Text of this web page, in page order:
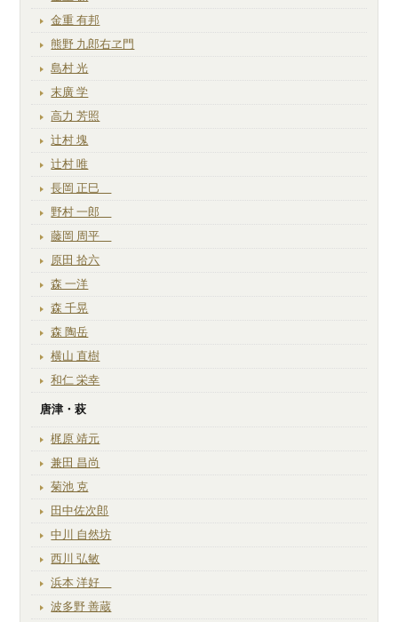
金重 有邦
熊野 九郎右ヱ門
島村 光
末廣 学
高力 芳照
辻村 塊
辻村 唯
長岡 正巳
野村 一郎
藤岡 周平
原田 拾六
森 一洋
森 千晃
森 陶岳
横山 直樹
和仁 栄幸
唐津・萩
梶原 靖元
兼田 昌尚
菊池 克
田中佐次郎
中川 自然坊
西川 弘敏
浜本 洋好
波多野 善蔵